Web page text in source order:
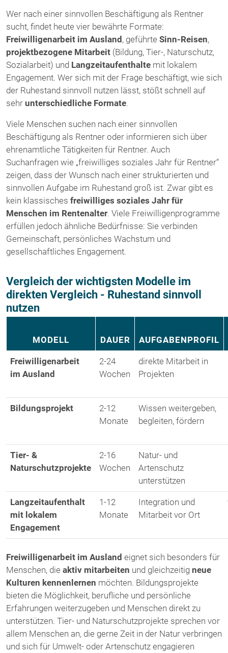
Wer nach einer sinnvollen Beschäftigung als Rentner
sucht, findet heute vier bewährte Formate:
Freiwilligenarbeit im Ausland, geführte Sinn-Reisen,
projektbezogene Mitarbeit (Bildung, Tier-, Naturschutz,
Sozialarbeit) und Langzeitaufenthalte mit lokalem
Engagement. Wer sich mit der Frage beschäftigt, wie sich
der Ruhestand sinnvoll nutzen lässt, stößt schnell auf
sehr unterschiedliche Formate.
Viele Menschen suchen nach einer sinnvollen
Beschäftigung als Rentner oder informieren sich über
ehrenamtliche Tätigkeiten für Rentner. Auch
Suchanfragen wie „freiwilliges soziales Jahr für Rentner“
zeigen, dass der Wunsch nach einer strukturierten und
sinnvollen Aufgabe im Ruhestand groß ist. Zwar gibt es
kein klassisches freiwilliges soziales Jahr für
Menschen im Rentenalter. Viele Freiwilligenprogramme
erfüllen jedoch ähnliche Bedürfnisse: Sie verbinden
Gemeinschaft, persönliches Wachstum und
gesellschaftliches Engagement.
Vergleich der wichtigsten Modelle im
direkten Vergleich - Ruhestand sinnvoll
nutzen
MODELL DAUER AUFGABENPROFIL
Freiwilligenarbeit
im Ausland
2-24
Wochen
direkte Mitarbeit in
Projekten
Bildungsprojekt
2-12
Monate
Wissen weitergeben,
begleiten, fördern
Tier- &
Naturschutzprojekte
2-16
Wochen
Natur- und
Artenschutz
unterstützen
Langzeitaufenthalt
mit lokalem
Engagement
1-12
Monate
Integration und
Mitarbeit vor Ort
Freiwilligenarbeit im Ausland eignet sich besonders für
Menschen, die aktiv mitarbeiten und gleichzeitig neue
Kulturen kennenlernen möchten. Bildungsprojekte
bieten die Möglichkeit, berufliche und persönliche
Erfahrungen weiterzugeben und Menschen direkt zu
unterstützen. Tier- und Naturschutzprojekte sprechen vor
allem Menschen an, die gerne Zeit in der Natur verbringen
und sich für Umwelt- oder Artenschutz engagieren